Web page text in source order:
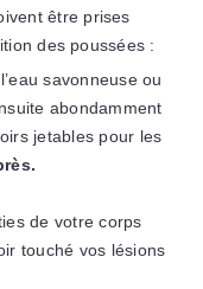
être prises
des poussées :
savonneuse ou
abondamment
jetables pour les
de votre corps
touché vos lésions